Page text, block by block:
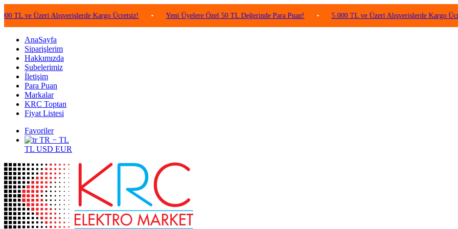
Üzeri Alışverişlerde Kargo Ücretsiz! • Yeni Üyelere Özel 50 TL Değerinde Para Puan! • 5.000 TL ve Üzeri Alışverişlerde Kargo Ücretsiz!
AnaSayfa
Siparişlerim
Hakkımızda
Şubelerimiz
İletişim
Para Puan
Markalar
KRC Toptan
Fiyat Listesi
Favoriler
TR − TL
TL USD EUR